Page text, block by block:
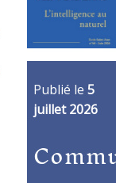
Publié le 5
juillet 2026